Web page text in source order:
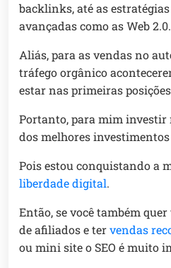
backlinks, até as estratégias
avançadas como as Web 2.0.
Aliás, para as vendas no
tráfego orgânico
estar nas primeiras
Portanto, para mim investir
dos melhores investimentos
Pois estou conquistando a
liberdade digital.
Então, se você também
de afiliados e tervendas
ou mini site o SEO é muito